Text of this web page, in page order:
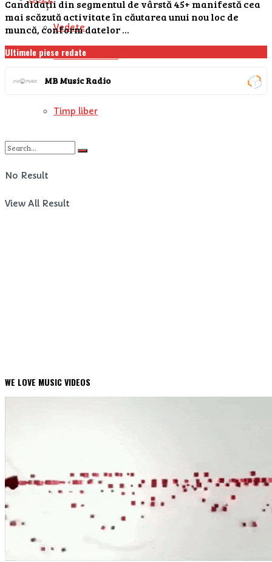
Vedete
Filme si Seriale
Fun
Timp liber
No Result
View All Result
Candidații din segmentul de vârstă 45+ manifestă cea
mai scăzută activitate în căutarea unui nou loc de
muncă, conform datelor ...
Ultimele piese redate
MB Music Radio
WE LOVE MUSIC VIDEOS